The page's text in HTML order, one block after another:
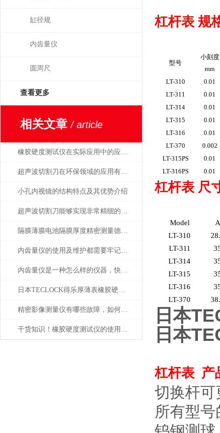
缸径规
内齿量仪
圆周尺
查看更多
相关文章/ article
橡胶硬度测试仪在实际应用中的应用场景
超声波切割刀在环保领域的应用有哪些
小孔内视镜的结构特点及其优势介绍
超声波切割刀能够实现非常精细的切割
隔膜薄膜电池隔膜厚度精密测量德国MAHR
内齿量仪的使用及维护都需要牢记注意事项才行
内齿量仪是一种怎么样的仪器，快来看看介绍的相关信息吧
日本TECLOCK得乐厚薄表橡胶硬度计总代理东莞市高腾达
精密影像测量仪有哪些故障，如何解决
干货知识！橡胶硬度测试仪的使用说明
杠杆表 规
型号
小刻度
mm
LT-310
0.01
LT-311
0.01
LT-314
0.01
LT-315
0.01
LT-316
0.01
LT-370
0.002
LT-315PS
0.01
LT-316PS
0.01
杠杆表 尺
Model
A
LT-310
LT-311
LT-314
LT-315
LT-316
LT-370
日本
日本
杠杆表 产
切换杆
所有型